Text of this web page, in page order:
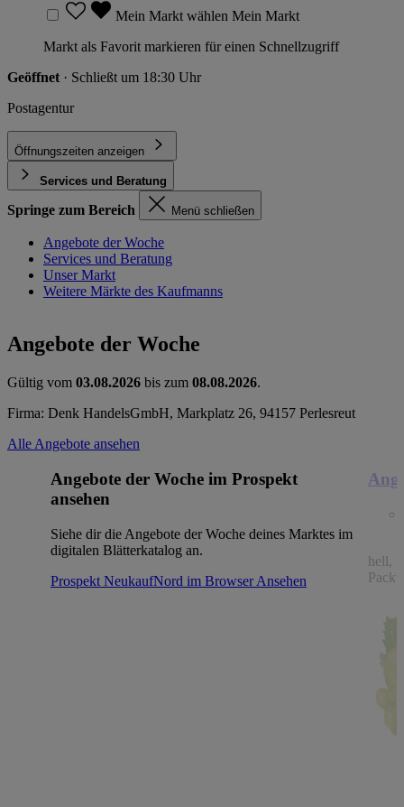
Mein Markt wählen Mein Markt
Markt als Favorit markieren für einen Schnellzugriff
Geöffnet · Schließt um 18:30 Uhr
Postagentur
Öffnungszeiten anzeigen
Services und Beratung
Springe zum Bereich Menü schließen
Angebote der Woche
Services und Beratung
Unser Markt
Weitere Märkte des Kaufmanns
Angebote der Woche
Gültig vom 03.08.2026 bis zum 08.08.2026.
Firma: Denk HandelsGmbH, Markplatz 26, 94157 Perlesreut
Alle Angebote ansehen
Angebote der Woche im Prospekt
ansehen
Siehe dir die Angebote der Woche deines Marktes im
digitalen Blätterkatalog an.
Prospekt NeukaufNord im BrowserAnsehen
hell,